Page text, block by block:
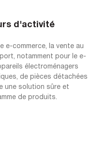
d'activité
e-commerce, la vente au
notamment pour le e-
électroménagers
de pièces détachées
une solution sûre et
de produits.